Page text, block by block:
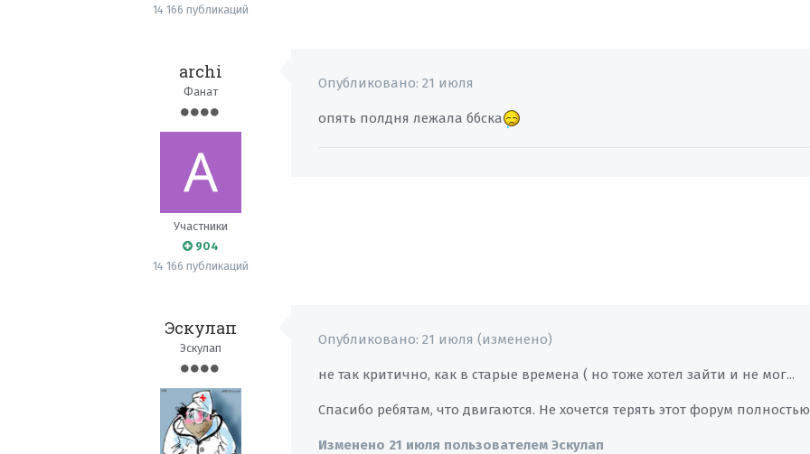
14 166 публикаций
archi
Фанат
Участники
904
14 166 публикаций
Опубликовано:21 июля
опять полдня лежала ббска
Эскулап
Эскулап
Опубликовано:21 июля (изменено)
не так критично, как в старые времена ( но тоже хотел зайти и не мог...
Спасибо ребятам, что двигаются. Не хочется терять этот форум
Изменено 21 июля пользователем Эскулап